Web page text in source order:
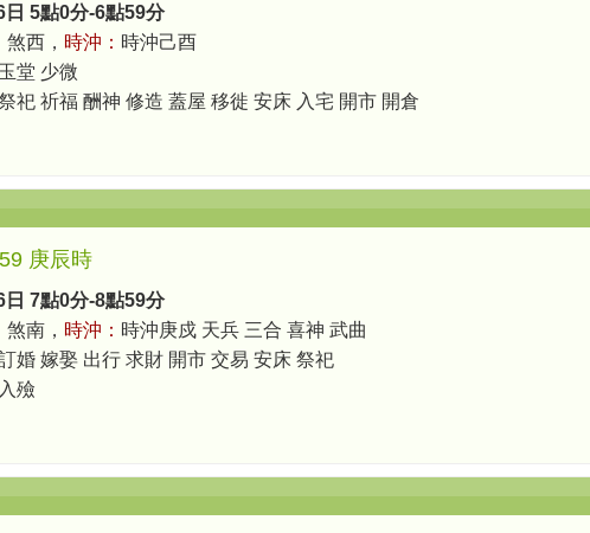
5點0分-6點59分
煞西， 時沖： 時沖己酉
堂 少微
祀 祈福 酬神 修造 蓋屋 移徙 安床 入宅 開市 開倉
庚辰時
7點0分-8點59分
煞南， 時沖： 時沖庚戍 天兵 三合 喜神 武曲
婚 嫁娶 出行 求財 開市 交易 安床 祭祀
殮